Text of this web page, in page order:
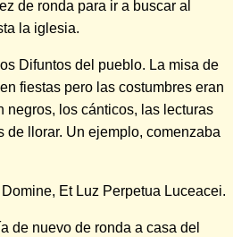
de ronda para ir a buscar al
la iglesia.
Difuntos del pueblo. La misa de
fiestas pero las costumbres eran
negros, los cánticos, las lecturas
de llorar. Un ejemplo, comenzaba
Et Luz Perpetua Luceacei.
de nuevo de ronda a casa del